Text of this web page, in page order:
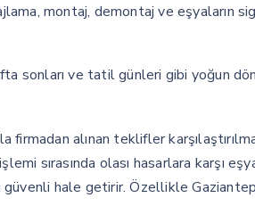
montaj, demontaj ve eşyaların
sonları ve tatil günleri gibi yoğun
firmadan alınan teklifler
sırasında olası hasarlara karşı
güvenli hale getirir. Özellikle